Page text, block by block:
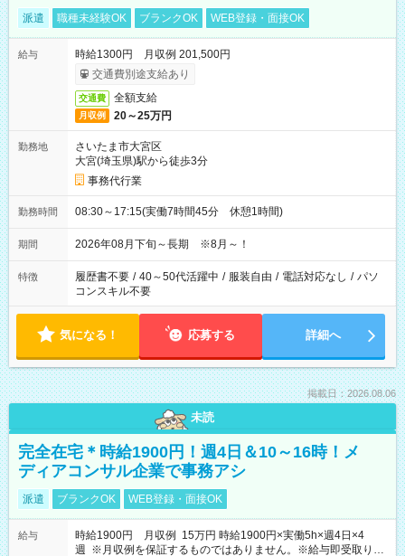
派遣 職種未経験OK ブランクOK WEB登録・面接OK
給与
時給1300円 月収例 201,500円
交通費別途支給あり
交通費 全額支給
月収例 20～25万円
勤務地
さいたま市大宮区
大宮(埼玉県)駅から徒歩3分
事務代行業
勤務時間 08:30～17:15(実働7時間45分 休憩1時間)
期間 2026年08月下旬～長期 ※8月～！
特徴 履歴書不要 / 40～50代活躍中 / 服装自由 / 電話対応なし / パソ
コンスキル不要
気になる！ 応募する 詳細へ
掲載日：2026.08.06
未読
完全在宅＊時給1900円！週4日＆10～16時！メ
ディアコンサル企業で事務アシ
派遣 ブランクOK WEB登録・面接OK
給与
時給1900円 月収例 15万円 時給1900円×実働5h×週4日×4
週 ※月収例を保証するものではありません。※給与即受取りサ